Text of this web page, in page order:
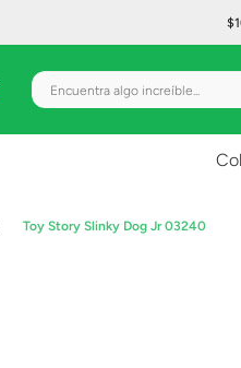
Encuentra algo increíble...
Toy Story Slinky Dog Jr 03240